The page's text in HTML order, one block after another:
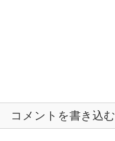
コメントを書き込む